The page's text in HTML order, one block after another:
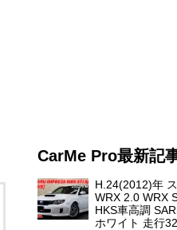
CarMe Pro最新記
H.24(2012)年
WRX 2.0 WRX
HKS車高調
ホワイト 走行